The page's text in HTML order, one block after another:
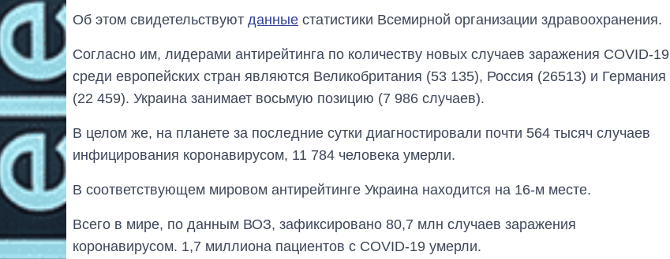
Об этом свидетельствуют данные статистики Всемирной организации здравоохранения.
Согласно им, лидерами антирейтинга по количеству новых случаев заражения COVID-19
среди европейских стран являются Великобритания (53 135), Россия (26513) и Германия
(22 459). Украина занимает восьмую позицию (7 986 случаев).
В целом же, на планете за последние сутки диагностировали почти 564 тысяч случаев
инфицирования коронавирусом, 11 784 человека умерли.
В соответствующем мировом антирейтинге Украина находится на 16-м месте.
Всего в мире, по данным ВОЗ, зафиксировано 80,7 млн случаев заражения
коронавирусом. 1,7 миллиона пациентов с COVID-19 умерли.
Восемь